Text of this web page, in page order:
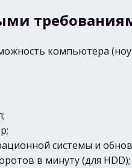
компьютера
системы и
в минуту (для HDD);